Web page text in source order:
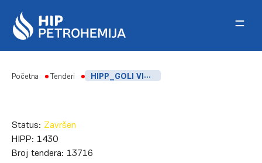
Početna Tenderi HIPP_GOLI VIJCI SA DVE NAVRTKE
Status: Završen
HIPP: 1430
Broj tendera: 13716